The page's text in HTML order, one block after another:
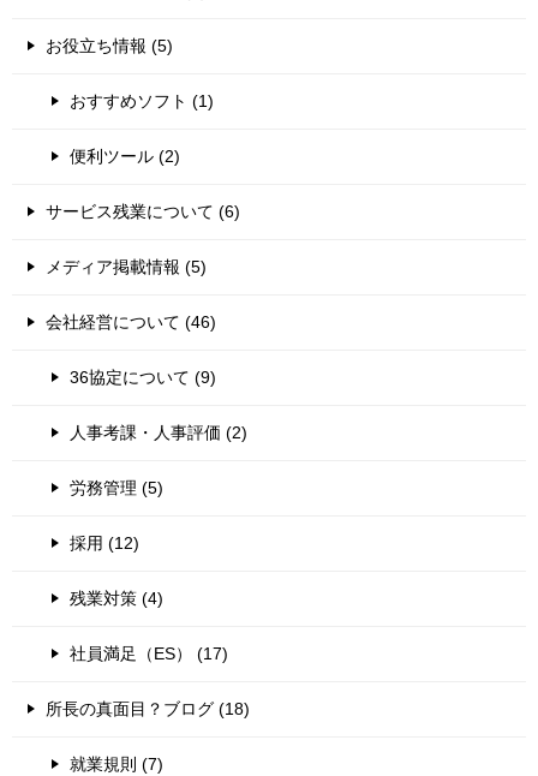
お役立ち情報 (5)
おすすめソフト (1)
便利ツール (2)
サービス残業について (6)
メディア掲載情報 (5)
会社経営について (46)
36協定について (9)
人事考課・人事評価 (2)
労務管理 (5)
採用 (12)
残業対策 (4)
社員満足（ES） (17)
所長の真面目？ブログ (18)
就業規則 (7)